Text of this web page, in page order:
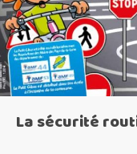
La sécurité